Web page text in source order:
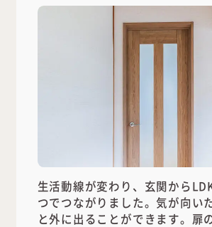
生活動線が変わり、玄関から
つでつながりました。気が向い
と外に出ることができます。扉